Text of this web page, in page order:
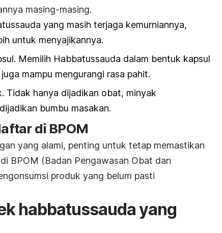
masing-masing.
yang masih terjaga kemurniannya,
untuk menyajikannya.
Memilih Habbatussauda dalam bentuk kapsul
mampu mengurangi rasa pahit.
Tidak hanya dijadikan obat, minyak
bumbu masakan.
di BPOM
yang alami, penting untuk tetap memastikan
BPOM (Badan Pengawasan Obat dan
produk yang belum pasti
habbatussauda yang